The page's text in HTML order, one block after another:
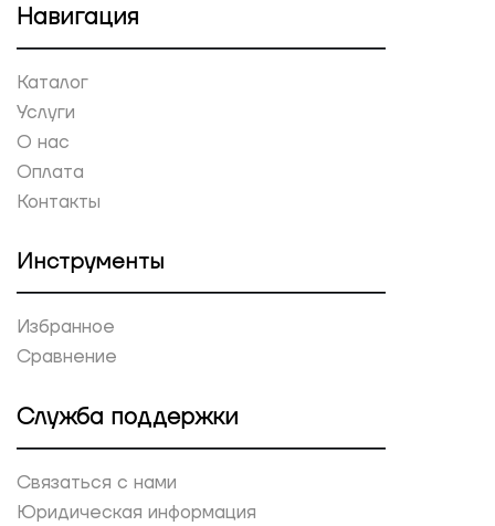
Навигация
Каталог
Услуги
О нас
Оплата
Контакты
Инструменты
Избранное
Сравнение
Служба поддержки
Связаться с нами
Юридическая информация